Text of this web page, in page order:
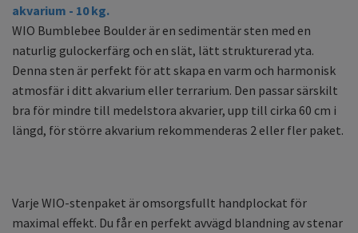
akvarium - 10 kg.
WIO Bumblebee Boulder är en sedimentär sten med en
naturlig gulockerfärg och en slät, lätt strukturerad yta.
Denna sten är perfekt för att skapa en varm och harmonisk
atmosfär i ditt akvarium eller terrarium. Den passar särskilt
bra för mindre till medelstora akvarier, upp till cirka 60 cm i
längd, för större akvarium rekommenderas 2 eller fler paket.
Varje WIO-stenpaket är omsorgsfullt handplockat för
maximal effekt. Du får en perfekt avvägd blandning av stenar